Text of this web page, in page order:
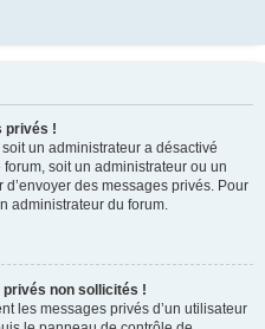
privés !
un administrateur a désactivé
soit un administrateur ou un
des messages privés. Pour
administrateur du forum.
non sollicités !
les messages privés d’un utilisateur